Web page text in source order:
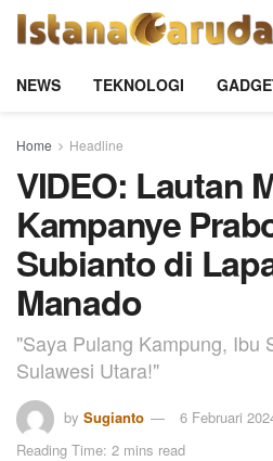
NEWS TEKNOLOGI
Home Headline
VIDEO: Lautan
Kampanye
Subianto di
Manado
"Saya Pulang Kampung, Ibu
Sulawesi Utara!"
by Sugianto
6 Februari
Reading Time: 2 mins read